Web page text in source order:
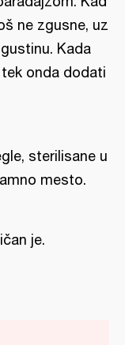
ne zgusne, uz
Kada
onda dodati
sterilisane u
mesto.
je.